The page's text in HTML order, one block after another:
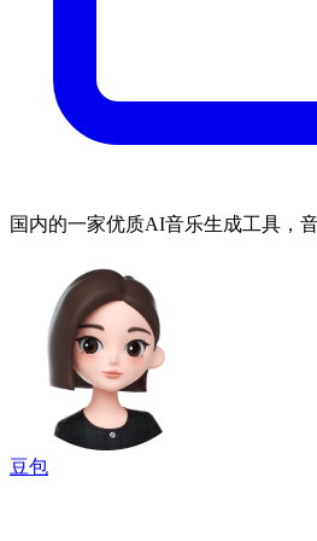
国内的一家优质AI音乐生成工具，
豆包